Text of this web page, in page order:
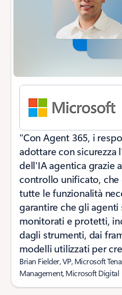
"Con Agent 365, i
adottare con sicurezza
dell'IA agentica grazie
controllo unificato, che
tutte le funzionalità
garantire che gli agenti
monitorati e protetti,
dagli strumenti, dai
modelli utilizzati per
Brian Fielder, VP, Microsoft
Management, Microsoft Digital